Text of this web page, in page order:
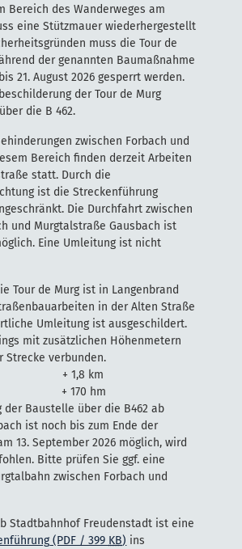
Bereich des Wanderweges am
eine Stützmauer wiederhergestellt
muss die Tour de
der genannten Baumaßnahme
21. August 2026 gesperrt werden.
der Tour de Murg
die B 462.
zwischen Forbach und
Bereich finden derzeit Arbeiten
statt. Durch die
ist die Streckenführung
Die Durchfahrt zwischen
und Murgtalstraße Gausbach ist
Eine Umleitung ist nicht
Tour de Murg ist in Langenbrand
in der Alten Straße
Umleitung ist ausgeschildert.
mit zusätzlichen Höhenmetern
Strecke verbunden.
+ 1,8 km
+ 170 hm
der Baustelle über die B462 ab
ist noch bis zum Ende der
13. September 2026 möglich, wird
Bitte prüfen Sie ggf. eine
zwischen Forbach und
Stadtbahnhof Freudenstadt ist eine
(PDF / 399 KB) ins